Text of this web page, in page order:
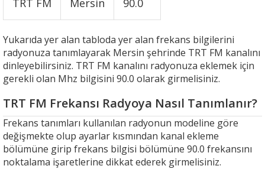
TRT FM
Mersin 90.0
Yukarıda yer alan tabloda yer alan frekans bilgilerini
radyonuza tanımlayarak Mersin şehrinde TRT FM kanalını
dinleyebilirsiniz. TRT FM kanalını radyonuza eklemek için
gerekli olan Mhz bilgisini 90.0 olarak girmelisiniz.
TRT FM Frekansı Radyoya Nasıl Tanımlanır?
Frekans tanımları kullanılan radyonun modeline göre
değişmekte olup ayarlar kısmından kanal ekleme
bölümüne girip frekans bilgisi bölümüne 90.0 frekansını
noktalama işaretlerine dikkat ederek girmelisiniz.